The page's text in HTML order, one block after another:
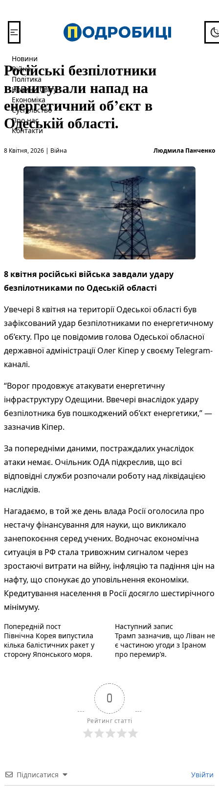
Новини
Війна
Політика
Новини Світу
Економіка
Суспільство
Про нас
Контакти
Російські безпілотники
влаштували напад на
енергетичний об’єкт в
Одеській області.
8 Квітня, 2026 |
Опубліковано в
Війна Людмила Панченко
8 квітня російські війська завдали удару
безпілотниками по Одеській області
Увечері 8 квітня на території Одеської області був
зафіксований удар безпілотниками по енергетичному
об’єкту. Про це повідомив голова Одеської обласної
державної адміністрації Олег Кіпер у своєму Telegram-
каналі.
“Ворог продовжує атакувати енергетичну
інфраструктуру Одещини. Ввечері внаслідок удару
безпілотника був пошкоджений об’єкт енергетики,” —
зазначив Кіпер.
За попередніми даними, постраждалих унаслідок
атаки немає. Очільник ОДА підкреслив, що всі
відповідні служби розпочали роботу над ліквідацією
наслідків.
Нагадаємо, в той же день влада Росії оголосила про
нестачу фінансування для науки, що викликало
занепокоєння серед учених. Водночас економічна
ситуація в РФ стала тривожним сигналом через
зростаючі витрати на війну, інфляцію та падіння цін на
нафту, що спонукає до уповільнення економіки.
Кредитування населення в Росії досягло шестирічного
мінімуму.
Навігація
записів
Попередній постПопередній запис:
Північна Корея випустила
кілька балістичних ракет у
сторону Японського моря.
Наступний записНаступний
Трамп зазначив, що Ліван не
є частиною угоди з Іраном
про перемир’я.
0
Рейтинг статті
Підписатися Увійти